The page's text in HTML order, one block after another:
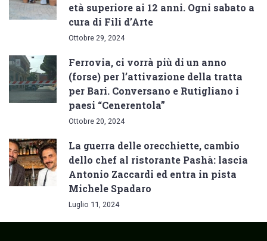
età superiore ai 12 anni. Ogni sabato a
cura di Fili d’Arte
Ottobre 29, 2024
Ferrovia, ci vorrà più di un anno
(forse) per l’attivazione della tratta
per Bari. Conversano e Rutigliano i
paesi “Cenerentola”
Ottobre 20, 2024
La guerra delle orecchiette, cambio
dello chef al ristorante Pashà: lascia
Antonio Zaccardi ed entra in pista
Michele Spadaro
Luglio 11, 2024